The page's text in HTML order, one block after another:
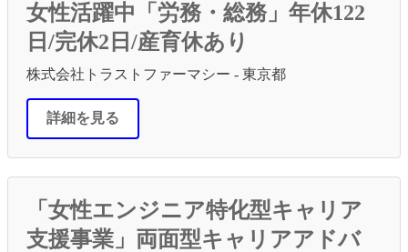
女性活躍中「労務・総務」年休122
日/完休2日/産育休あり
株式会社トラストファーマシー - 東京都
詳細を見る
「女性エンジニア特化型キャリア
支援事業」両面型キャリアアドバ